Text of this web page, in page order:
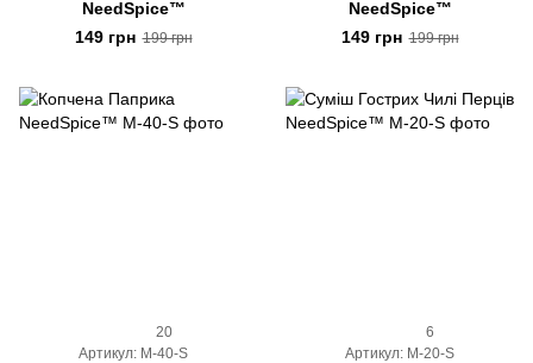
NeedSpice™
149 грн 199 грн
NeedSpice™
149 грн 199 грн
20
Артикул: M-40-S
6
Артикул: M-20-S